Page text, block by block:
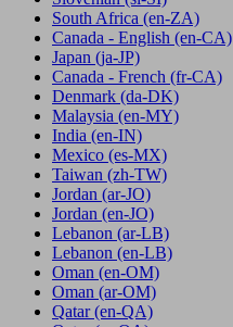
South Africa (en-ZA)
Canada - English (en-CA)
Japan (ja-JP)
Canada - French (fr-CA)
Denmark (da-DK)
Malaysia (en-MY)
India (en-IN)
Mexico (es-MX)
Taiwan (zh-TW)
Jordan (ar-JO)
Jordan (en-JO)
Lebanon (ar-LB)
Lebanon (en-LB)
Oman (en-OM)
Oman (ar-OM)
Qatar (en-QA)